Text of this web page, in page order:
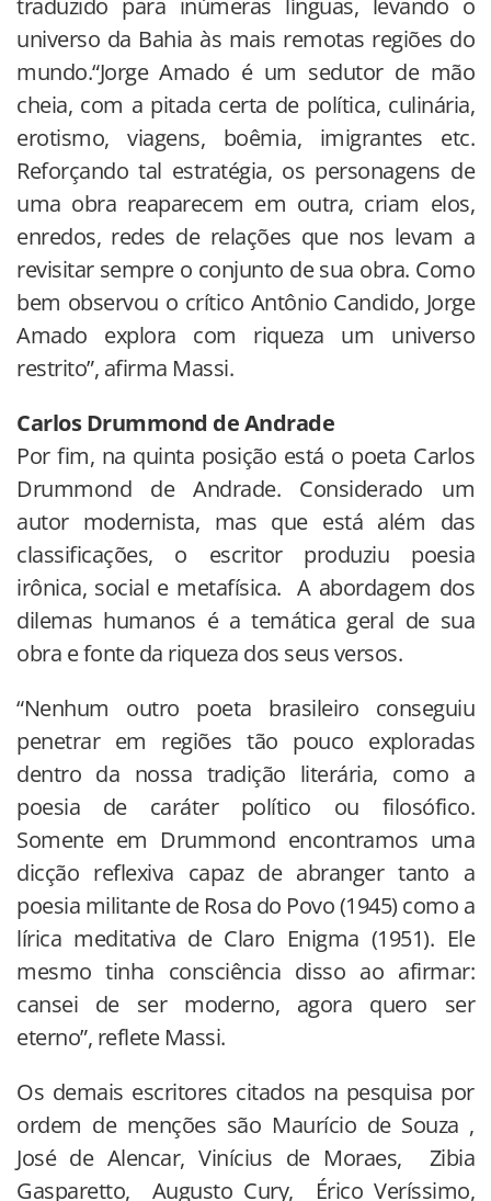
traduzido para inúmeras línguas, levando o
universo da Bahia às mais remotas regiões do
mundo.“Jorge Amado é um sedutor de mão
cheia, com a pitada certa de política, culinária,
erotismo, viagens, boêmia, imigrantes etc.
Reforçando tal estratégia, os personagens de
uma obra reaparecem em outra, criam elos,
enredos, redes de relações que nos levam a
revisitar sempre o conjunto de sua obra. Como
bem observou o crítico Antônio Candido, Jorge
Amado explora com riqueza um universo
restrito”, afirma Massi.
Carlos Drummond de Andrade
Por fim, na quinta posição está o poeta Carlos
Drummond de Andrade. Considerado um
autor modernista, mas que está além das
classificações, o escritor produziu poesia
irônica, social e metafísica. A abordagem dos
dilemas humanos é a temática geral de sua
obra e fonte da riqueza dos seus versos.
“Nenhum outro poeta brasileiro conseguiu
penetrar em regiões tão pouco exploradas
dentro da nossa tradição literária, como a
poesia de caráter político ou filosófico.
Somente em Drummond encontramos uma
dicção reflexiva capaz de abranger tanto a
poesia militante de Rosa do Povo (1945) como a
lírica meditativa de Claro Enigma (1951). Ele
mesmo tinha consciência disso ao afirmar:
cansei de ser moderno, agora quero ser
eterno”, reflete Massi.
Os demais escritores citados na pesquisa por
ordem de menções são Maurício de Souza ,
José de Alencar, Vinícius de Moraes, Zibia
Gasparetto, Augusto Cury, Érico Veríssimo,